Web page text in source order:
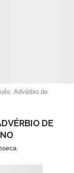
Advérbio de
DE